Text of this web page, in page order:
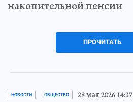
накопительной пенсии
ПРОЧИТАТЬ
НОВОСТИ ОБЩЕСТВО 28 мая 2026 14:37